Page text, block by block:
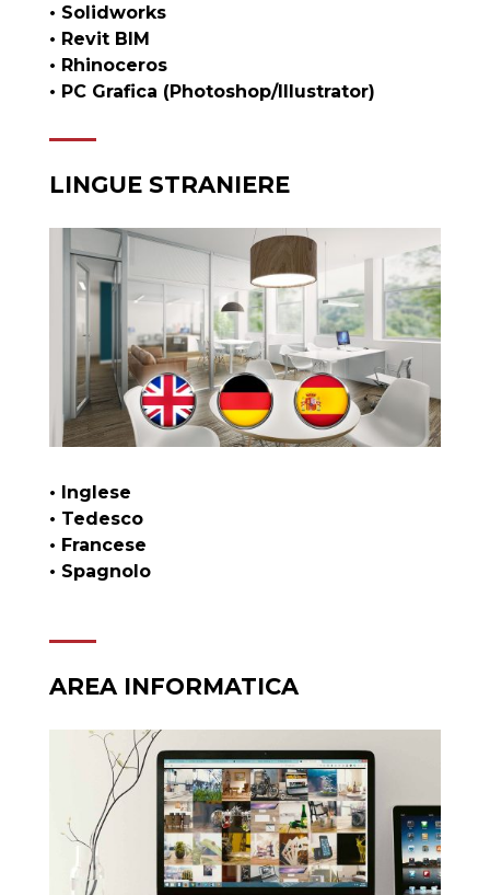
• Solidworks
• Revit BIM
• Rhinoceros
• PC Grafica (Photoshop/Illustrator)
LINGUE STRANIERE
• Inglese
• Tedesco
• Francese
• Spagnolo
AREA INFORMATICA